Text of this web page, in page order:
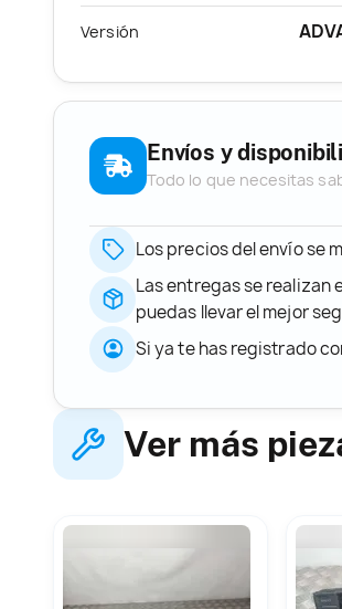
Versión
Envíos y
Todo lo que necesitas
Los precios del envío se
Las entregas se realizan
puedas llevar el mejor
Si ya te has registrado
Ver más